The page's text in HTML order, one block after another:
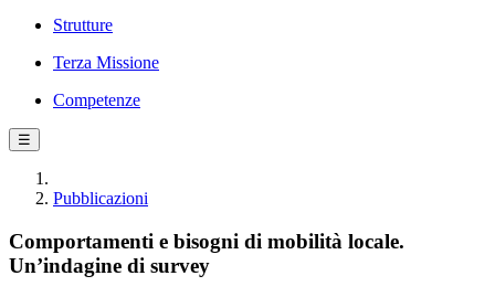
Strutture
Terza Missione
Competenze
☰
Pubblicazioni
Comportamenti e bisogni di mobilità locale.
Un’indagine di survey